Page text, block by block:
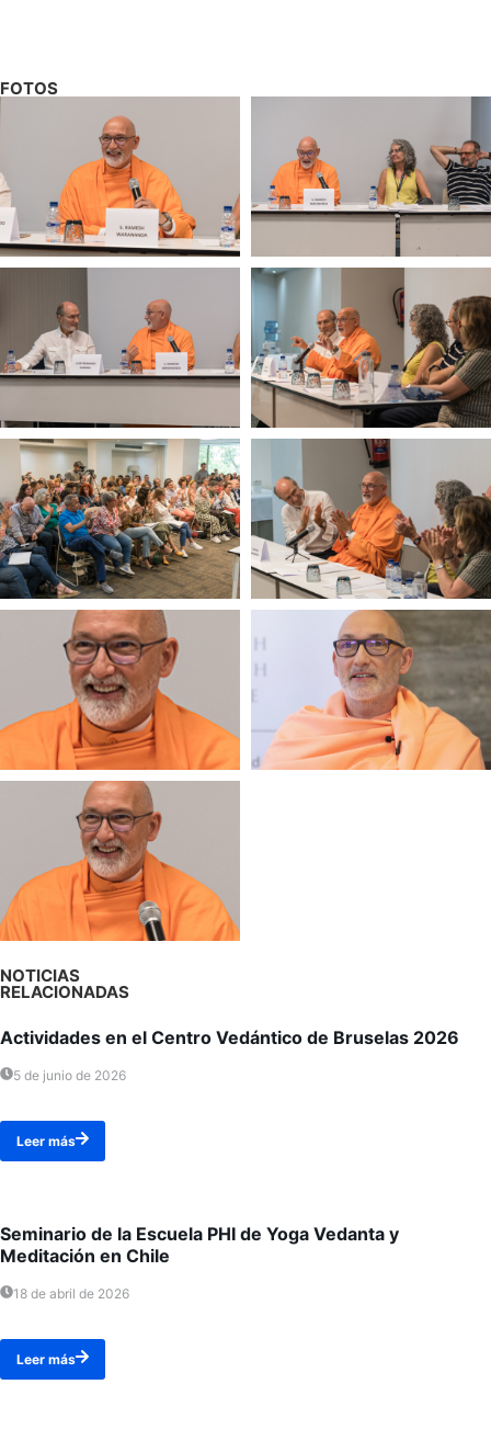
FOTOS
NOTICIAS
RELACIONADAS
Actividades en el Centro Vedántico de Bruselas 2026
5 de junio de 2026
Leer más
Seminario de la Escuela PHI de Yoga Vedanta y
Meditación en Chile
18 de abril de 2026
Leer más